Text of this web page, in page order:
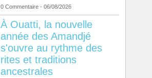
0 Commentaire - 06/08/2026
À Ouatti, la nouvelle
année des Amandjé
s'ouvre au rythme des
rites et traditions
ancestrales